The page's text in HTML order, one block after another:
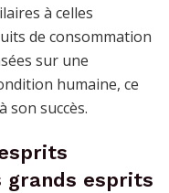
à celles
de consommation
sur une
humaine, ce
son succès.
grands esprits